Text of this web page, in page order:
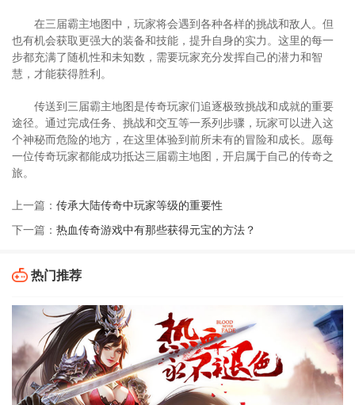
在三届霸主地图中，玩家将会遇到各种各样的挑战和敌人。但
也有机会获取更强大的装备和技能，提升自身的实力。这里的每一
步都充满了随机性和未知数，需要玩家充分发挥自己的潜力和智
慧，才能获得胜利。
传送到三届霸主地图是传奇玩家们追逐极致挑战和成就的重要
途径。通过完成任务、挑战和交互等一系列步骤，玩家可以进入这
个神秘而危险的地方，在这里体验到前所未有的冒险和成长。愿每
一位传奇玩家都能成功抵达三届霸主地图，开启属于自己的传奇之
旅。
上一篇： 传承大陆传奇中玩家等级的重要性
下一篇： 热血传奇游戏中有那些获得元宝的方法？
热门推荐